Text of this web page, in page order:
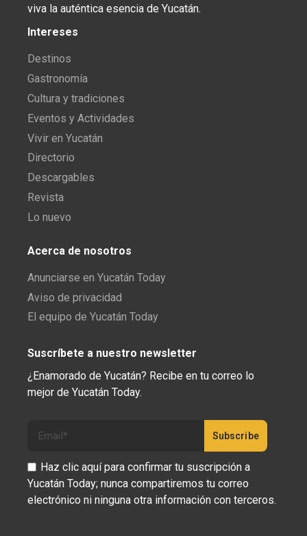
viva la auténtica esencia de Yucatán.
Intereses
Destinos
Gastronomía
Cultura y tradiciones
Eventos y Actividades
Vivir en Yucatán
Directorio
Descargables
Revista
Lo nuevo
Acerca de nosotros
Anunciarse en Yucatán Today
Aviso de privacidad
El equipo de Yucatán Today
Suscríbete a nuestro newsletter
¿Enamorado de Yucatán? Recibe en tu correo lo
mejor de Yucatán Today.
Haz clic aquí para confirmar tu suscripción a
Yucatán Today; nunca compartiremos tu correo
electrónico ni ninguna otra información con terceros.